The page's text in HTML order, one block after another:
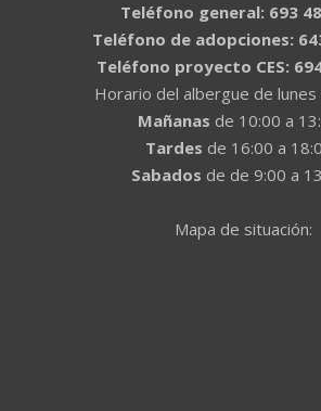
Teléfono general: 693
Teléfono de adopciones:
Teléfono proyecto CES:
Horario del albergue de lunes
Mañanas de 10:00 a
Tardes de 16:00 a
Sabados de de 9:00 a
Mapa de situación: